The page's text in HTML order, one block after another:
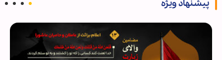
پیشنهاد ویژه